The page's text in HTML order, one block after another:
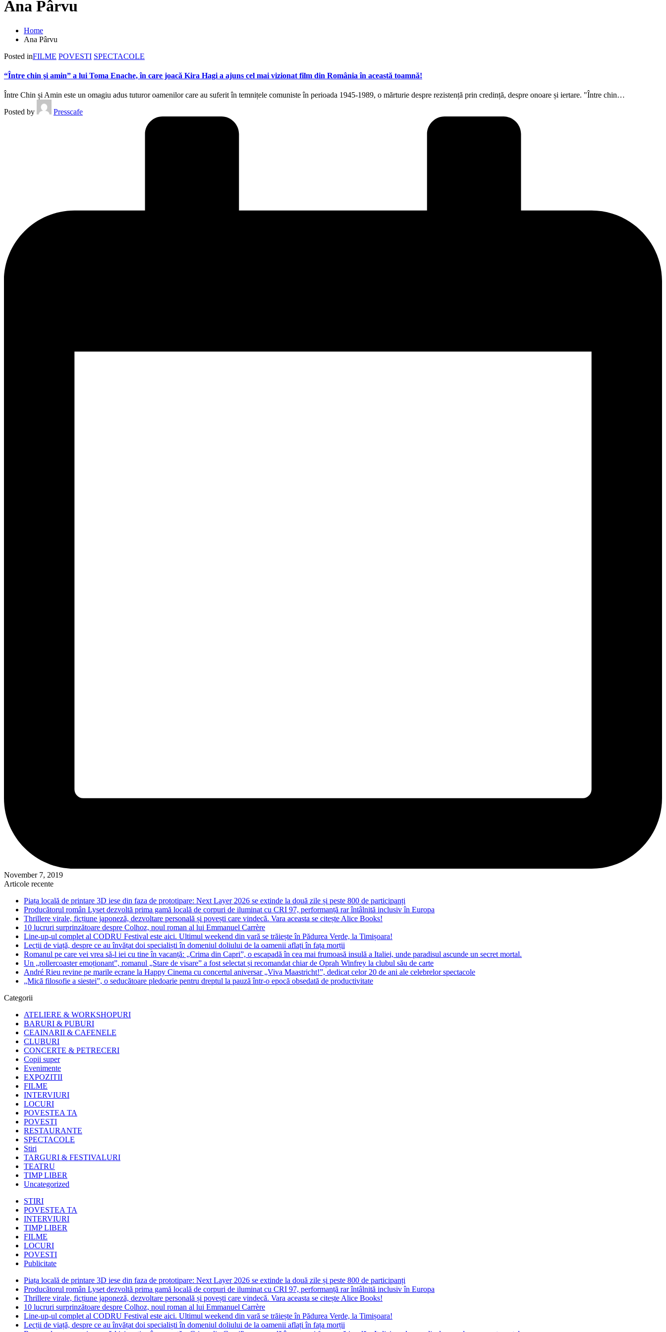
Ana Pârvu
Home
Ana Pârvu
Posted inFILME POVESTI SPECTACOLE
“Între chin şi amin” a lui Toma Enache, în care joacă Kira Hagi a ajuns cel mai vizionat film din România în această toamnă!
Între Chin și Amin este un omagiu adus tuturor oamenilor care au suferit în temnițele comuniste în perioada 1945-1989, o mărturie despre rezistență prin credință, despre onoare și iertare. "Între chin…
Posted by
Presscafe
November 7, 2019
Articole recente
Piața locală de printare 3D iese din faza de prototipare: Next Layer 2026 se extinde la două zile și peste 800 de participanți
Producătorul român Lyset dezvoltă prima gamă locală de corpuri de iluminat cu CRI 97, performanță rar întâlnită inclusiv în Europa
Thrillere virale, ficțiune japoneză, dezvoltare personală și povești care vindecă. Vara aceasta se citește Alice Books!
10 lucruri surprinzătoare despre Colhoz, noul roman al lui Emmanuel Carrère
Line-up-ul complet al CODRU Festival este aici. Ultimul weekend din vară se trăiește în Pădurea Verde, la Timișoara!
Lecții de viață, despre ce au învățat doi specialiști în domeniul doliului de la oamenii aflați în fața morții
Romanul pe care vei vrea să-l iei cu tine în vacanță: „Crima din Capri”, o escapadă în cea mai frumoasă insulă a Italiei, unde paradisul ascunde un secret mortal.
Un „rollercoaster emoționant”, romanul „Stare de visare” a fost selectat și recomandat chiar de Oprah Winfrey la clubul său de carte
André Rieu revine pe marile ecrane la Happy Cinema cu concertul aniversar „Viva Maastricht!”, dedicat celor 20 de ani ale celebrelor spectacole
„Mică filosofie a siestei”, o seducătoare pledoarie pentru dreptul la pauză într-o epocă obsedată de productivitate
Categorii
ATELIERE & WORKSHOPURI
BARURI & PUBURI
CEAINARII & CAFENELE
CLUBURI
CONCERTE & PETRECERI
Copii super
Evenimente
EXPOZITII
FILME
INTERVIURI
LOCURI
POVESTEA TA
POVESTI
RESTAURANTE
SPECTACOLE
Stiri
TARGURI & FESTIVALURI
TEATRU
TIMP LIBER
Uncategorized
STIRI
POVESTEA TA
INTERVIURI
TIMP LIBER
FILME
LOCURI
POVESTI
Publicitate
Piața locală de printare 3D iese din faza de prototipare: Next Layer 2026 se extinde la două zile și peste 800 de participanți
Producătorul român Lyset dezvoltă prima gamă locală de corpuri de iluminat cu CRI 97, performanță rar întâlnită inclusiv în Europa
Thrillere virale, ficțiune japoneză, dezvoltare personală și povești care vindecă. Vara aceasta se citește Alice Books!
10 lucruri surprinzătoare despre Colhoz, noul roman al lui Emmanuel Carrère
Line-up-ul complet al CODRU Festival este aici. Ultimul weekend din vară se trăiește în Pădurea Verde, la Timișoara!
Lecții de viață, despre ce au învățat doi specialiști în domeniul doliului de la oamenii aflați în fața morții